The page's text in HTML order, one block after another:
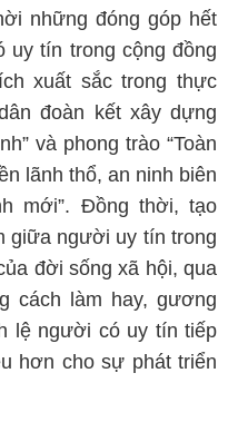
những đóng góp hết
uy tín trong cộng đồng
xuất sắc trong thực
đoàn kết xây dựng
và phong trào “Toàn
lãnh thổ, an ninh biên
mới”. Đồng thời, tạo
giữa người uy tín trong
đời sống xã hội, qua
cách làm hay, gương
lệ người có uy tín tiếp
hơn cho sự phát triển